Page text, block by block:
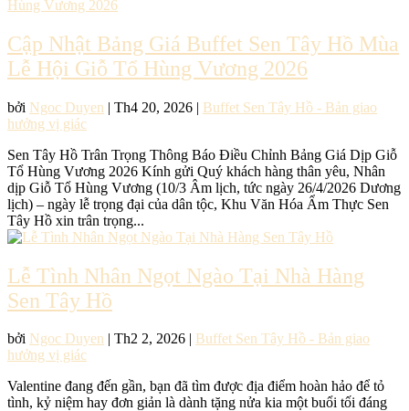
Cập Nhật Bảng Giá Buffet Sen Tây Hồ Mùa
Lễ Hội Giỗ Tổ Hùng Vương 2026
bởi Ngoc Duyen | Th4 20, 2026 | Buffet Sen Tây Hồ - Bản giao
hưởng vị giác
Sen Tây Hồ Trân Trọng Thông Báo Điều Chỉnh Bảng Giá Dịp Giỗ
Tổ Hùng Vương 2026 Kính gửi Quý khách hàng thân yêu, Nhân
dịp Giỗ Tổ Hùng Vương (10/3 Âm lịch, tức ngày 26/4/2026 Dương
lịch) – ngày lễ trọng đại của dân tộc, Khu Văn Hóa Ẩm Thực Sen
Tây Hồ xin trân trọng...
Lễ Tình Nhân Ngọt Ngào Tại Nhà Hàng
Sen Tây Hồ
bởi Ngoc Duyen | Th2 2, 2026 | Buffet Sen Tây Hồ - Bản giao
hưởng vị giác
Valentine đang đến gần, bạn đã tìm được địa điểm hoàn hảo để tỏ
tình, kỷ niệm hay đơn giản là dành tặng nửa kia một buổi tối đáng